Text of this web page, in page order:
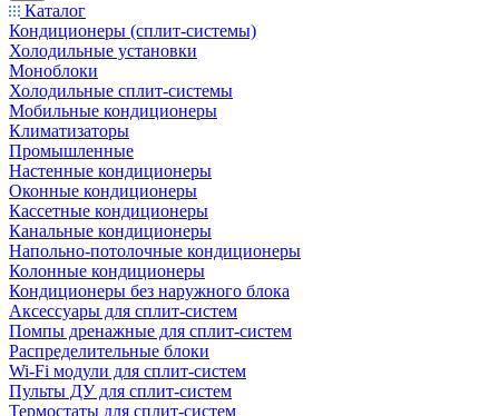
Каталог
Кондиционеры (сплит-системы)
Холодильные установки
Моноблоки
Холодильные сплит-системы
Мобильные кондиционеры
Климатизаторы
Промышленные
Настенные кондиционеры
Оконные кондиционеры
Кассетные кондиционеры
Канальные кондиционеры
Напольно-потолочные кондиционеры
Колонные кондиционеры
Кондиционеры без наружного блока
Аксессуары для сплит-систем
Помпы дренажные для сплит-систем
Распределительные блоки
Wi-Fi модули для сплит-систем
Пульты ДУ для сплит-систем
Термостаты для сплит-систем